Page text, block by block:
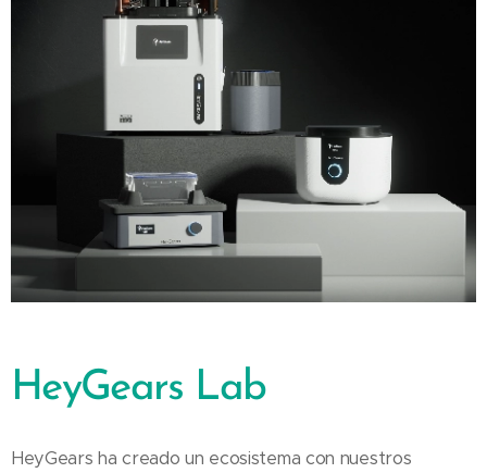
HeyGears Lab
HeyGears ha creado un ecosistema con nuestros